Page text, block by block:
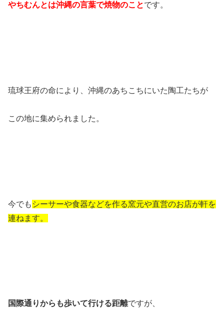
やちむんとは沖縄の言葉で焼物のことです。
琉球王府の命により、沖縄のあちこちにいた陶工たちが
この地に集められました。
今でも シーサーや食器などを作る窯元や直営のお店が軒を
連ねます。
国際通りからも歩いて行ける距離ですが、